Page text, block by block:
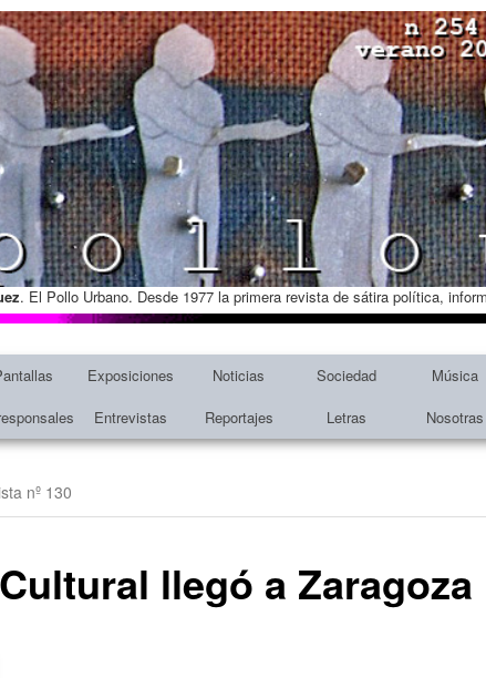
. El Pollo Urbano. Desde 1977 la primera revista de sátira política,
Exposiciones Noticias Sociedad Música
Entrevistas Reportajes Letras Nosotras
nº 130
llegó a Zaragoza